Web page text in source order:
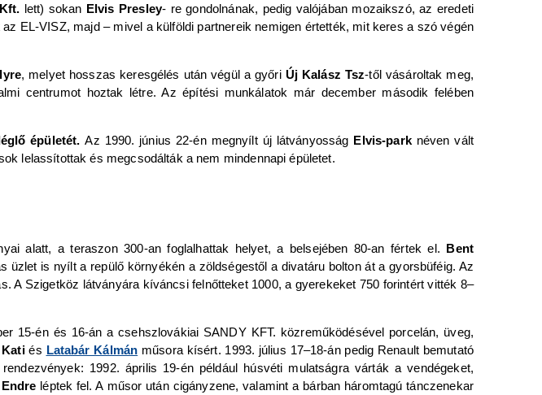
lett) sokan Elvis Presley- re gondolnának, pedig valójában mozaikszó, az eredeti
az EL-VISZ, majd – mivel a külföldi partnereik nemigen értették, mit keres a szó végén
, melyet hosszas keresgélés után végül a győri Új Kalász Tsz-től vásároltak meg,
centrumot hoztak létre. Az építési munkálatok már december második felében
épületét.Az 1990. június 22-én megnyílt új látványosság Elvis-parknéven vált
lelassítottak és megcsodálták a nem mindennapi épületet.
alatt, a teraszon 300-an foglalhattak helyet, a belsejében 80-an fértek el. Bent
üzlet is nyílt a repülő környékén a zöldségestől a divatáru bolton át a gyorsbüféig. Az
A Szigetköz látványára kíváncsi felnőtteket 1000, a gyerekeket 750 forintért vitték 8‒
15-én és 16-án a csehszlovákiai SANDY KFT. közreműködésével porcelán, üveg,
és Latabár Kálmán műsora kísért. 1993. július 17‒18-án pedig Renault bemutató
1992. április 19-én például húsvéti mulatságra várták a vendégeket,
léptek fel. A műsor után cigányzene, valamint a bárban háromtagú tánczenekar